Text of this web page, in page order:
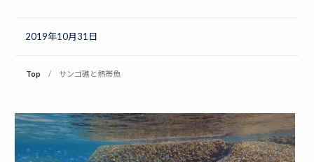
2019年10月31日
Top サンゴ礁と熱帯魚